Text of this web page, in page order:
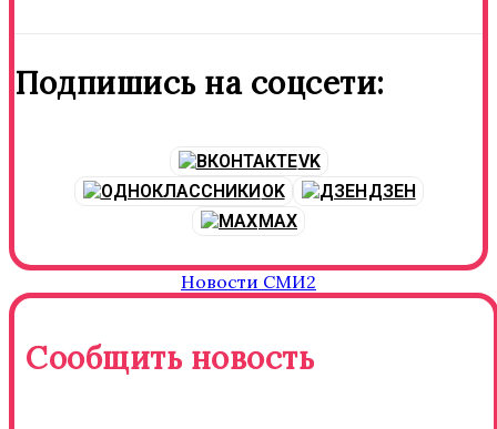
Подпишись на соцсети:
VK
OK
ДЗЕН
MAX
Новости СМИ2
Сообщить новость